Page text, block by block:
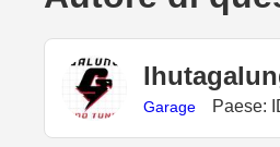
Garage Paese: